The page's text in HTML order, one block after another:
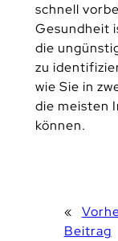
schnell
Gesundheit
die
zu
wie Sie in
die meisten
können.
«
Beitrag